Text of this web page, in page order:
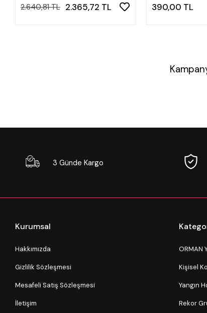
2.640,81 TL 2.365,72 TL 390,00 TL
3 Günde Kargo
Kurumsal
Hakkımızda
Gizlilik Sözleşmesi
Mesafeli Satış Sözleşmesi
İletişim
ORMAN
Kişisel
Yangın
Rekor